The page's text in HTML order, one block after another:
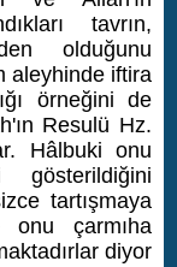
tavrın,
olduğunu
aleyhinde iftira
örneğini de
Resulü Hz.
Hâlbuki onu
gösterildiğini
tartışmaya
onu çarmıha
diyor